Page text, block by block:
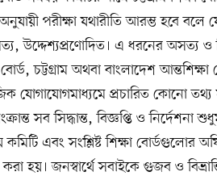
পরীক্ষা যথারীতি আরম্ভ হবে বলে যে
উদ্দেশ্যপ্রণোদিত। এ ধরনের অসত্য ও
চট্টগ্রাম অথবা বাংলাদেশ
যোগাযোগমাধ্যমে প্রচারিত কোনো তথ্য
সব সিদ্ধান্ত, বিজ্ঞপ্তি ও নির্দেশনা
কমিটি এবং সংশ্লিষ্ট শিক্ষা বোর্ডগুলোর
হয়। জনস্বার্থে সবাইকে গুজব ও